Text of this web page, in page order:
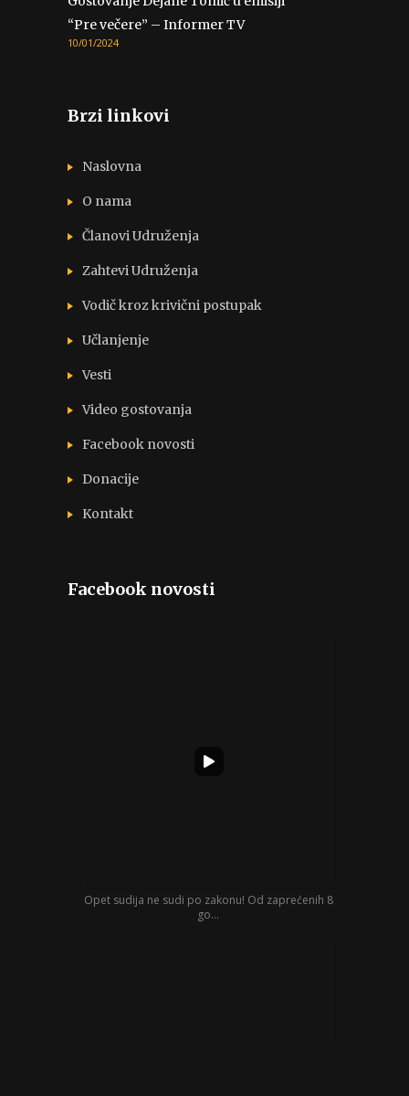
“Pre večere” – Informer TV
10/01/2024
Brzi linkovi
Naslovna
O nama
Članovi Udruženja
Zahtevi Udruženja
Vodič kroz krivični postupak
Učlanjenje
Vesti
Video gostovanja
Facebook novosti
Donacije
Kontakt
Facebook novosti
Opet sudija ne sudi po zakonu! Od zaprećenih 8
go...